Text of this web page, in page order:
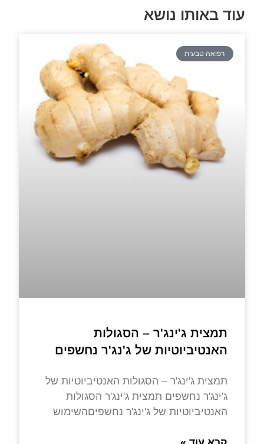
עוד באותו נושא
רפואה טבעית
תמצית ג'ינג'ר – הסגולות
האנטיביוטיות של ג'נג'ר נחשפים
תמצית ג'ינג'ר – הסגולות האנטיביוטיות של
ג'ינג'ר נחשפים תמצית ג'ינג'ר הסגולות
האנטיביוטיות של ג'ינג'ר נחשפיםהשימוש